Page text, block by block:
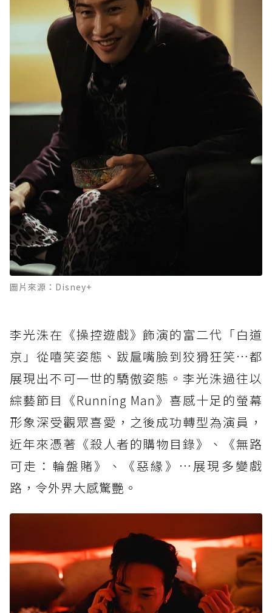
圖片來源：Disney+
李光洙在《操控遊戲》飾演的富二代「白道
京」從嘻笑姿態、跋扈嘴臉到狡猾狂笑…都
展現出不可一世的驕傲姿態。李光洙過往以
綜藝節目《Running Man》喜感十足的螢幕
形象深受觀眾喜愛，之後成功轉型為演員，
近年來憑著《殺人者的購物目錄》、《無路
可走：輪盤賭》、《惡緣》…展現多變戲
路，令外界大感驚艷。